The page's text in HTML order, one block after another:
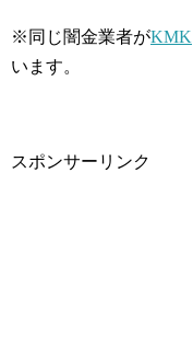
※同じ闇金業者がKMK
います。
スポンサーリンク